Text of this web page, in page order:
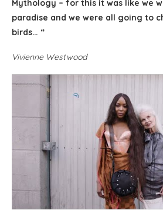
Mythology – for this it was like we
paradise and we were all going to
birds… “
Vivienne Westwood